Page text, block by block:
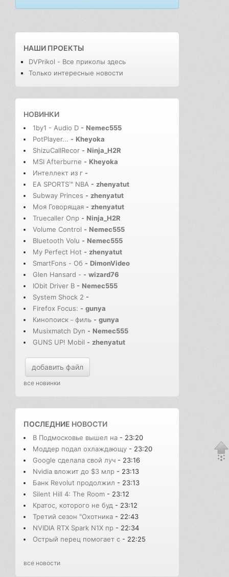
НАШИ ПРОЕКТЫ
DVPrikol - Все приколы здесь
Только интересные новости
НОВИНКИ
1by1 - Audio D - Nemec555
PotPlayer... - Kheyoka
ShizuCallRecor - Ninja_H2R
MSI Afterburne - Kheyoka
Интеллект из г -
EA SPORTS™ NBA - zhenyatut
Subway Princes - zhenyatut
Моя Говорящая - zhenyatut
Truecaller Опр - Ninja_H2R
Volume Control - Nemec555
Bluetooth Volu - Nemec555
My Perfect Hot - zhenyatut
SmartFons - Об - DimonVideo
Glen Hansard - - wizard76
IObit Driver B - Nemec555
System Shock 2 -
Firefox Focus: - gunya
Кинопоиск－филь - gunya
Musixmatch Dyn - Nemec555
GUNS UP! Mobil - zhenyatut
добавить файл
все новинки
ПОСЛЕДНИЕ НОВОСТИ
В Подмосковье вышел на - 23:20
Моддер подал охлаждающу - 23:20
Google сделала свой луч - 23:16
Nvidia вложит до $3 млр - 23:13
Банк Revolut продолжил - 23:13
Silent Hill 4: The Room - 23:12
Кратос, которого не буд - 23:12
Третий сезон "Охотника - 22:43
NVIDIA RTX Spark N1X пр - 22:34
Острый перец помогает с - 22:25
все новости